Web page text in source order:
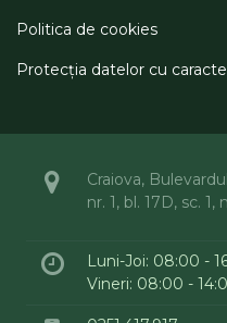
Politica de cookies
Protecţia datelor cu
Craiova,
nr. 1, bl. 17D, sc.
Luni-Joi: 08:00 -
Vineri: 08:00 -